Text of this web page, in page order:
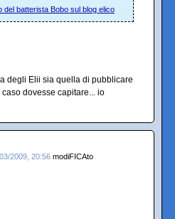
del batterista Bobo sul blog elico
degli Elii sia quella di pubblicare
dovesse capitare... io
2009, 20:56 modiFICAto